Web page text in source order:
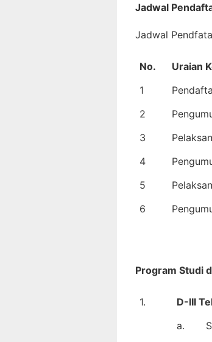
Jadwal
Jadwal
No. Uraian
1
2
3
4
5
6
Program Studi
1.
D-III
a.